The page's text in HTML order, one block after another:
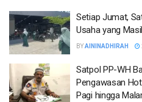
Setiap Jumat,
Usaha yang
BYAININADHIRAH
Satpol PP-WH
Pengawasan
Pagi hingga